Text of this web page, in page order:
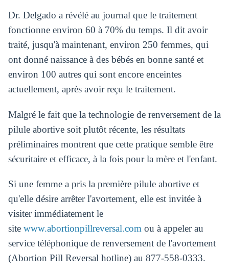
Dr. Delgado a révélé au journal que le traitement
fonctionne environ 60 à 70% du temps. Il dit avoir
traité, jusqu'à maintenant, environ 250 femmes, qui
ont donné naissance à des bébés en bonne santé et
environ 100 autres qui sont encore enceintes
actuellement, après avoir reçu le traitement.
Malgré le fait que la technologie de renversement de la
pilule abortive soit plutôt récente, les résultats
préliminaires montrent que cette pratique semble être
sécuritaire et efficace, à la fois pour la mère et l'enfant.
Si une femme a pris la première pilule abortive et
qu'elle désire arrêter l'avortement, elle est invitée à
visiter immédiatement le
site www.abortionpillreversal.comou à appeler au
service téléphonique de renversement de l'avortement
(Abortion Pill Reversal hotline) au 877-558-0333.